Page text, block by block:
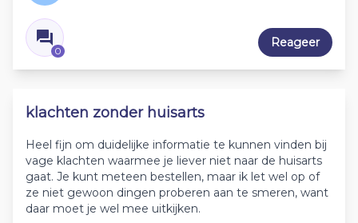
0
Reageer
klachten zonder huisarts
Heel fijn om duidelijke informatie te kunnen vinden bij
vage klachten waarmee je liever niet naar de huisarts
gaat. Je kunt meteen bestellen, maar ik let wel op of
ze niet gewoon dingen proberen aan te smeren, want
daar moet je wel mee uitkijken.